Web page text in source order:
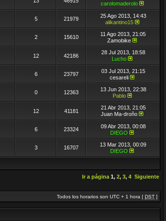
carolomaderolo
5 21979
25 Ago 2013, 14:43
alikantino15
2 15610
11 Ago 2013, 21:05
Zamobike
12 42186
28 Jul 2013, 18:58
Lucho
6 23797
03 Jul 2013, 21:15
cesareli
0 12363
13 Jun 2013, 22:38
Pablo
12 41181
21 Abr 2013, 21:05
Juan Ma-droño
6 23324
09 Abr 2013, 00:08
DIEGO
3 16707
13 Mar 2013, 00:09
DIEGO
Ir a página 1, 2, 3, 4 Siguiente
Todos los horarios son UTC + 1 hora [ DST ]